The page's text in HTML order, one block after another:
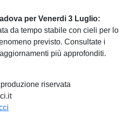
per Venerdi 3 Luglio:
da tempo stabile con cieli per lo
previsto. Consultate i
più approfonditi.
riservata